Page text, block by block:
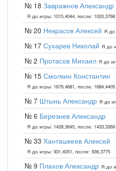
№ 18 Завражнов Александр
R до игры: 1015,4044, после: 1020,3768
№ 20 Некрасов Алексей R до
№ 17 Сухарев Николай R до
№ 2 Протасов Михаил R до
№ 15 Смолкин Константин
R до игры: 1679,4681, после: 1684,4405
№ 7 Штынь Александр R до
№ 6 Березнев Александр
R до игры: 1428,3645, после: 1433,3369
№ 33 Ханташкеев Алексей
R до игры: 931,4051, после: 936,3775
№ 9 Плахов Александр R до